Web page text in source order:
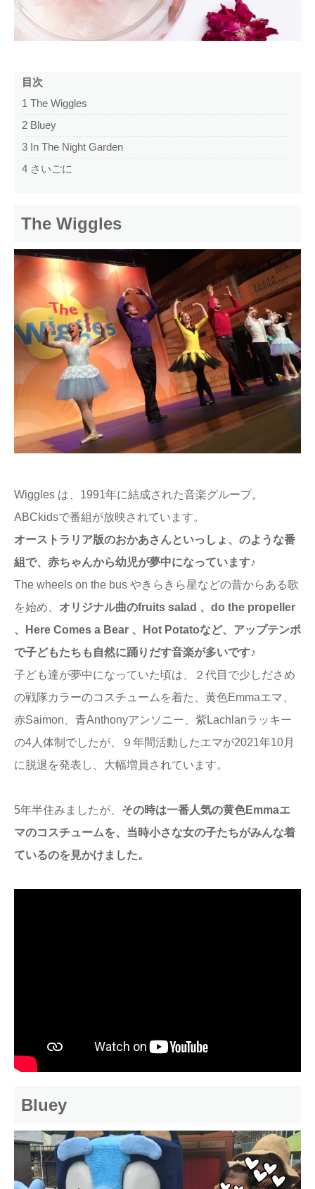
目次
1 The Wiggles
2 Bluey
3 In The Night Garden
4 さいごに
The Wiggles
Wiggles は、1991年に結成された音楽グループ。
ABCkidsで番組が放映されています。
オーストラリア版のおかあさんといっしょ、のような番
組で、赤ちゃんから幼児が夢中になっています♪
The wheels on the bus やきらきら星などの昔からある歌
を始め、 オリジナル曲のfruits salad 、do the propeller
、Here Comes a Bear 、Hot Potatoなど、アップテンポ
で子どもたちも自然に踊りだす音楽が多いです♪
子ども達が夢中になっていた頃は、２代目で少しださめ
の戦隊カラーのコスチュームを着た、黄色Emmaエマ、
赤Saimon、青Anthonyアンソニー、紫Lachlanラッキー
の4人体制でしたが、９年間活動したエマが2021年10月
に脱退を発表し、大幅増員されています。
5年半住みましたが、 その時は一番人気の黄色Emmaエ
マのコスチュームを、当時小さな女の子たちがみんな着
ているのを見かけました。
Bluey